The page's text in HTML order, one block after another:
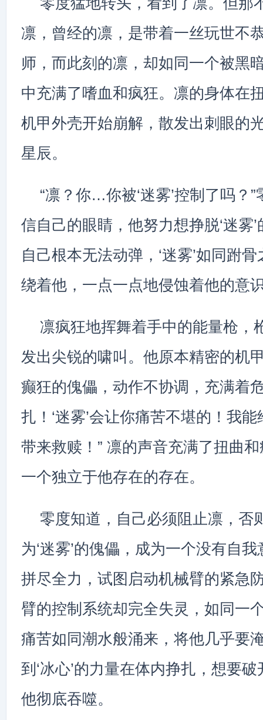
凛，曾经的凛，是带着一丝玩世不
师，而此刻的凛，却如同一个被黑
中充满了嗜血和疯狂。凛的身体在
机甲外壳开始崩解，散发出刺眼的
星辰。
“凛？你…你被‘迷雾’控制了吗？
信自己的眼睛，他努力想挣脱‘迷雾
自己根本无法动弹，‘迷雾’如同跗
绕着他，一点一点地侵蚀着他的意
凛疯狂地挥舞着手中的能量枪，
发出尖锐的啸叫。他原本精密的机
癫狂的傀儡，动作不协调，充满着
扎！‘迷雾’会让你痛苦不堪的！我
带来救赎！” 凛的声音充满了扭曲
一个独立于他存在的存在。
零度知道，自己必须阻止凛，否
为‘迷雾’的傀儡，成为一个没有自
拼尽全力，试图启动机械臂的紧急
臂的控制系统却完全失灵，如同一
痛苦如同潮水般涌来，将他几乎要
到‘冰心’的力量在体内挣扎，想要
他彻底吞噬。